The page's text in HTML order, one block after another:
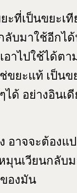
ะที่เป็นขยะเ
ลับมาใช้อีกไ
อาไปใช้ได้ต
ขยะแท้ เป็น
ด้ อย่างอินเ
อาจจะต้องแ
มุนเวียนกลับ
องมัน